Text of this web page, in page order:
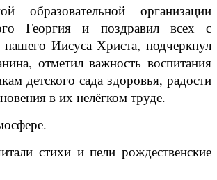
организации
Георгия и поздравил всех с
Иисуса Христа, подчеркнул
отметил важность воспитания
детского сада здоровья, радости
в их нелёгком труде.
стихи и пели рождественские